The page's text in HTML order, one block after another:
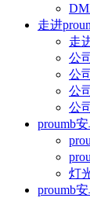
走进
走
公
公
公
公
proumb
灯
proumb